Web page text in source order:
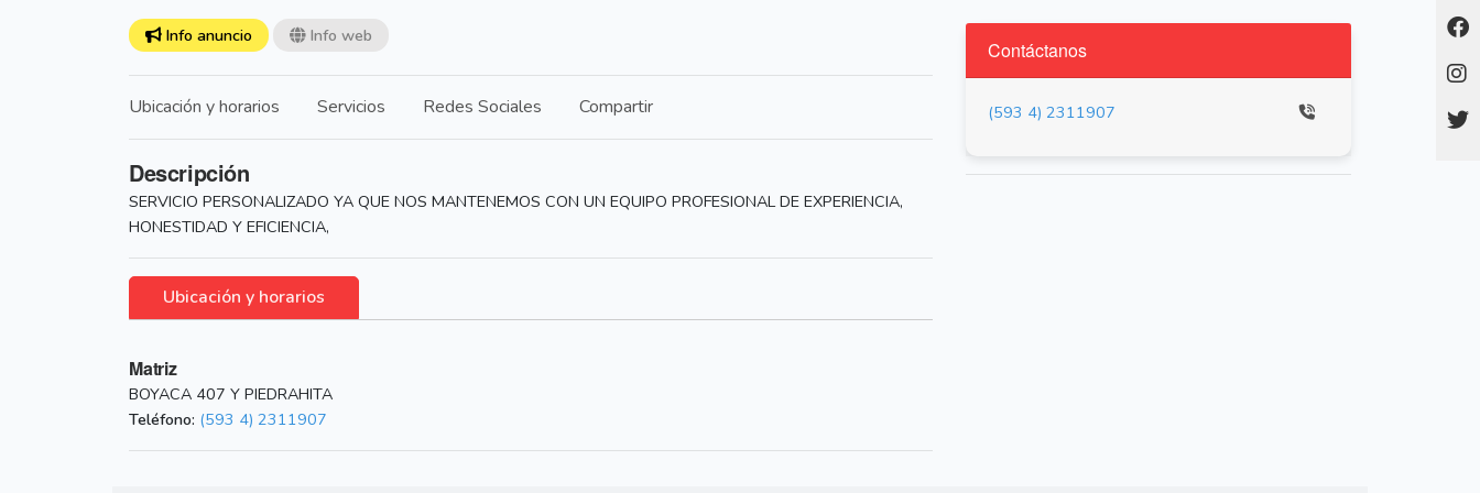
Info anuncio Info web
Ubicación y horarios Servicios Redes Sociales Compartir
Descripción
SERVICIO PERSONALIZADO YA QUE NOS MANTENEMOS CON UN EQUIPO PROFESIONAL DE EXPERIENCIA,
HONESTIDAD Y EFICIENCIA,
Ubicación y horarios
Matriz
BOYACA 407 Y PIEDRAHITA
Teléfono: (593 4) 2311907
Contáctanos
(593 4) 2311907